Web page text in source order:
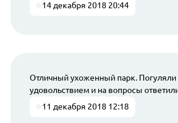
14 декабря 2018 20:44
Отличный ухоженный парк. Погуляли
удовольствием и на вопросы
11 декабря 2018 12:18